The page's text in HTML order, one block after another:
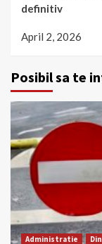
definitiv
April 2, 2026
Posibil sa te
Administratie